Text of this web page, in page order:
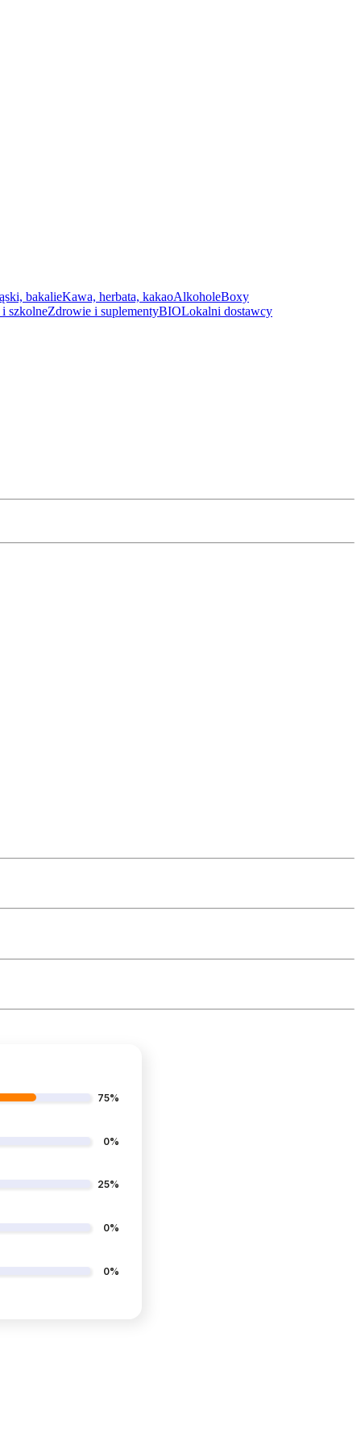
bakalieKawa, herbata, kakaoAlkoholeBoxy
szkolneZdrowie i suplementyBIOLokalni dostawcy
75%
0%
25%
0%
0%